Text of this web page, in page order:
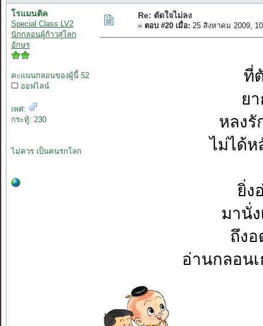
โรแมนติค
Special Class LV2
นักกลอนผู้ก้าวสู่โลก
อักษร
คะแนนกลอนของผู้นี้ 52
ออฟไลน์
เพศ:
กระทู้: 230
ไม่ควร เป็นคนรกโลก
Re: ตัดใจไม่ลง
« ตอบ #20 เมื่อ: 25 สิงหาคม 2009,
ที่
ย
หลง
ไม่ได้ห
ยิ่ง
มานั่
ถึง
อ่านกลอน